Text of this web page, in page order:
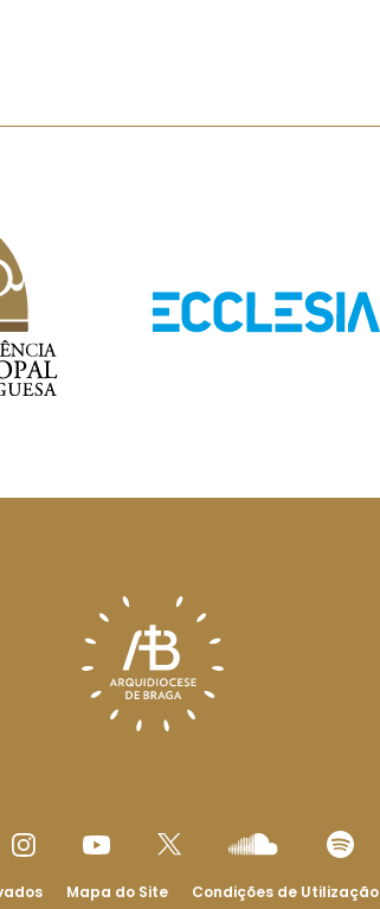
Mapa do Site Condições de Utilização